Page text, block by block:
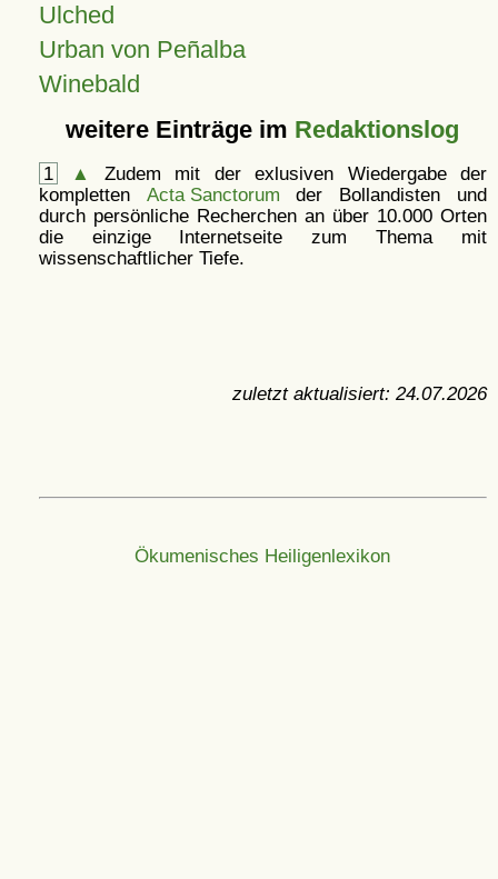
Ulched
Urban von Peñalba
Winebald
weitere Einträge im Redaktionslog
1 ▲
Zudem mit der exlusiven Wiedergabe der
kompletten Acta Sanctorum der Bollandisten und
durch persönliche Recherchen an über 10.000 Orten
die einzige Internetseite zum Thema mit
wissenschaftlicher Tiefe.
zuletzt aktualisiert: 24.07.2026
Ökumenisches Heiligenlexikon